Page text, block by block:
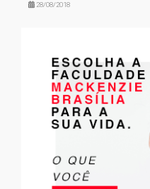
28/08/2018